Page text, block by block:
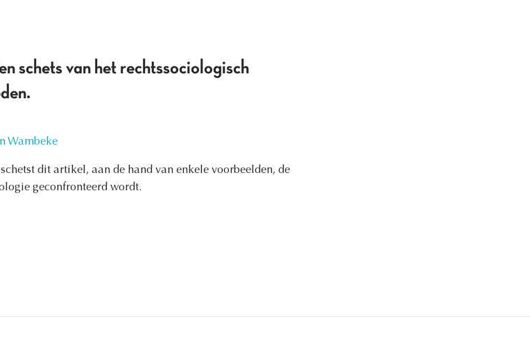
schets van het rechtssociologisch
Wambeke
dit artikel, aan de hand van enkele voorbeelden, de
geconfronteerd wordt.